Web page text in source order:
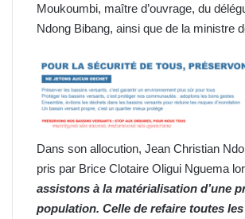
Moukoumbi, maître d’ouvrage, du
Ndong Bibang, ainsi que de la ministre
Dans son allocution, Jean Christian
pris par Brice Clotaire Oligui Nguema
assistons à la matérialisation d’une
population. Celle de refaire toutes